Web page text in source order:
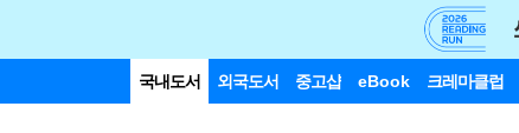
국내도서 외국도서 중고샵 eBook 크레마클럽